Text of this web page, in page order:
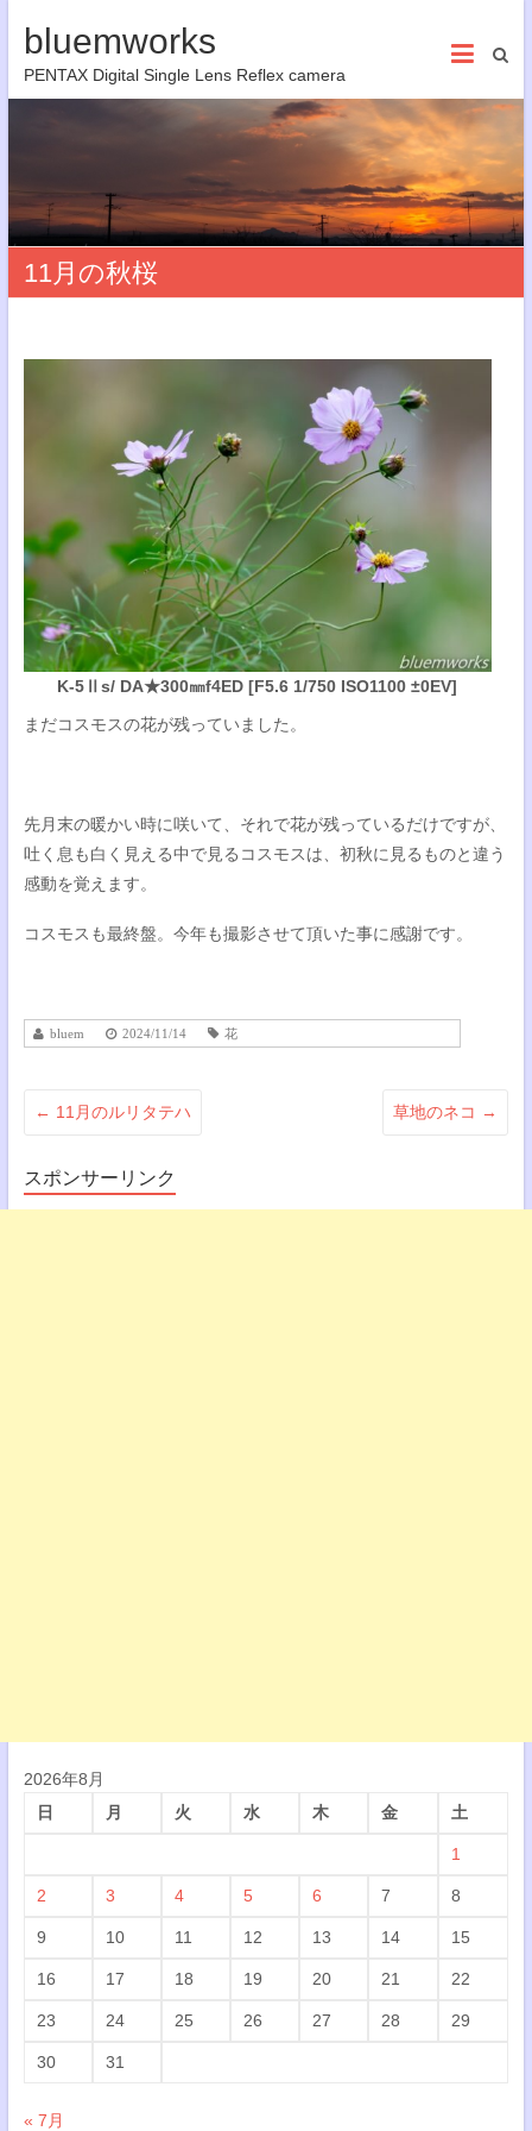
bluemworks
PENTAX Digital Single Lens Reflex camera
11月の秋桜
K-5Ⅱs/ DA★300㎜f4ED [F5.6 1/750 ISO1100 ±0EV]
まだコスモスの花が残っていました。
先月末の暖かい時に咲いて、それで花が残っているだけですが、
吐く息も白く見える中で見るコスモスは、初秋に見るものと違う
感動を覚えます。
コスモスも最終盤。今年も撮影させて頂いた事に感謝です。
bluem 2024/11/14 花
← 11月のルリタテハ 草地のネコ →
スポンサーリンク
2026年8月
日
月 火 水 木 金 土
1
2 3 4 5 6 7 8
9 10 11 12 13 14 15
16 17 18 19 20 21 22
23 24 25 26 27 28 29
30 31
« 7月